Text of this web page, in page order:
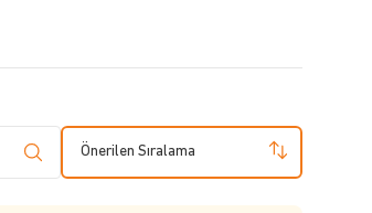
Önerilen Sıralama